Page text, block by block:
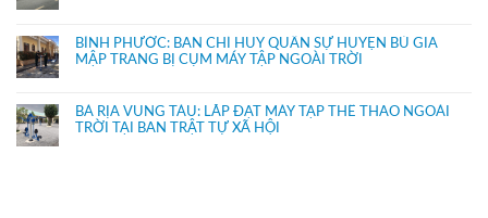
BÌNH PHƯỚC: BAN CHỈ HUY QUÂN SỰ HUYỆN BÙ GIA
MẬP TRANG BỊ CỤM MÁY TẬP NGOÀI TRỜI
BÀ RỊA VŨNG TÀU: LẮP ĐẶT MÁY TẬP THỂ THAO NGOÀI
TRỜI TẠI BAN TRẬT TỰ XÃ HỘI